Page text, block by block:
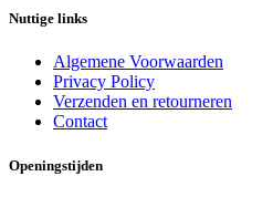
Nuttige links
Algemene Voorwaarden
Privacy Policy
Verzenden en retourneren
Contact
Openingstijden